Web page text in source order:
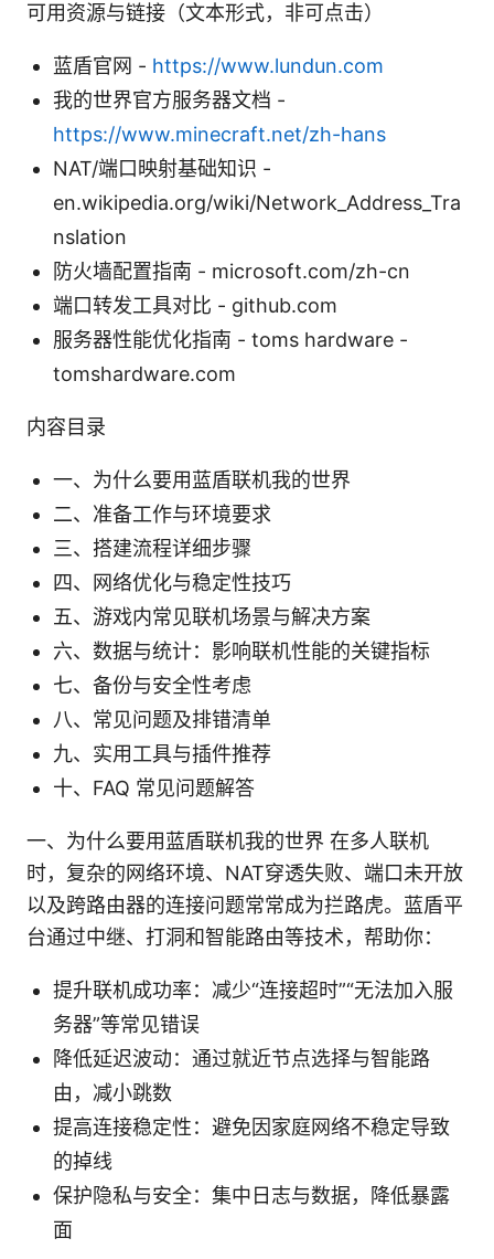
可用资源与链接（文本形式，非可点击）
蓝盾官网 - https://www.lundun.com
我的世界官方服务器文档 -
https://www.minecraft.net/zh-hans
NAT/端口映射基础知识 -
en.wikipedia.org/wiki/Network_Address_Tra
nslation
防火墙配置指南 - microsoft.com/zh-cn
端口转发工具对比 - github.com
服务器性能优化指南 - toms hardware -
tomshardware.com
内容目录
一、为什么要用蓝盾联机我的世界
二、准备工作与环境要求
三、搭建流程详细步骤
四、网络优化与稳定性技巧
五、游戏内常见联机场景与解决方案
六、数据与统计：影响联机性能的关键指标
七、备份与安全性考虑
八、常见问题及排错清单
九、实用工具与插件推荐
十、FAQ 常见问题解答
一、为什么要用蓝盾联机我的世界 在多人联机
时，复杂的网络环境、NAT穿透失败、端口未开放
以及跨路由器的连接问题常常成为拦路虎。蓝盾平
台通过中继、打洞和智能路由等技术，帮助你：
提升联机成功率：减少“连接超时”“无法加入服
务器”等常见错误
降低延迟波动：通过就近节点选择与智能路
由，减小跳数
提高连接稳定性：避免因家庭网络不稳定导致
的掉线
保护隐私与安全：集中日志与数据，降低暴露
面